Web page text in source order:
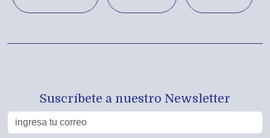
Suscríbete a nuestro Newsletter